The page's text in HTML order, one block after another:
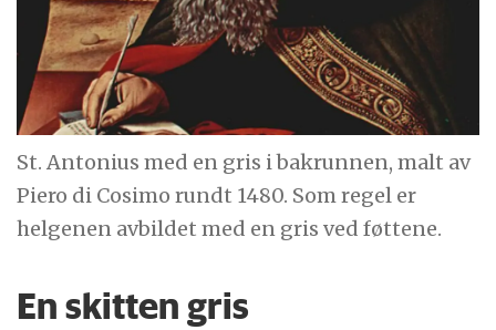
St. Antonius med en gris i bakrunnen, malt av
Piero di Cosimo rundt 1480. Som regel er
helgenen avbildet med en gris ved føttene.
En skitten gris